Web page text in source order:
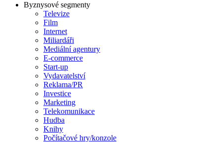
Byznysové segmenty
Televize
Film
Internet
Miliardáři
Mediální agentury
E-commerce
Start-up
Vydavatelství
Reklama/PR
Investice
Marketing
Telekomunikace
Hudba
Knihy
Počítačové hry/konzole